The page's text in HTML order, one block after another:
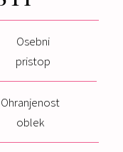
Osebni
pristop
Ohranjenost
oblek